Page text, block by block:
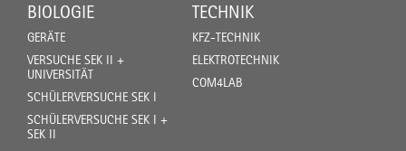
BIOLOGIE
GERÄTE
VERSUCHE SEK II +
UNIVERSITÄT
SCHÜLERVERSUCHE SEK I
SCHÜLERVERSUCHE SEK I +
SEK II
TECHNIK
KFZ-TECHNIK
ELEKTROTECHNIK
COM4LAB